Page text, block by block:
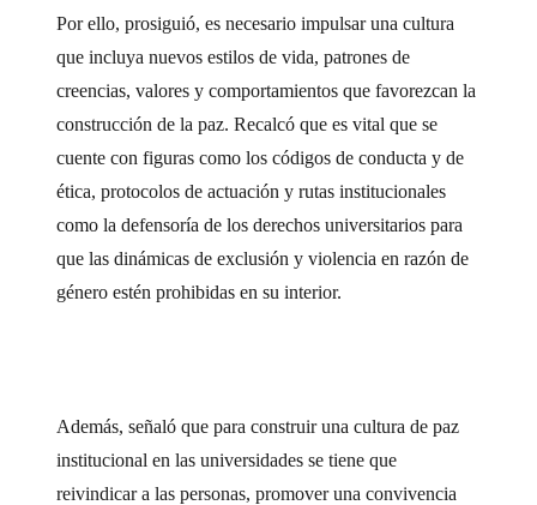
Por ello, prosiguió, es necesario impulsar una cultura
que incluya nuevos estilos de vida, patrones de
creencias, valores y comportamientos que favorezcan la
construcción de la paz. Recalcó que es vital que se
cuente con figuras como los códigos de conducta y de
ética, protocolos de actuación y rutas institucionales
como la defensoría de los derechos universitarios para
que las dinámicas de exclusión y violencia en razón de
género estén prohibidas en su interior.
Además, señaló que para construir una cultura de paz
institucional en las universidades se tiene que
reivindicar a las personas, promover una convivencia